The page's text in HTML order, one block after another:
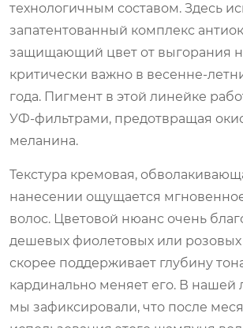
технологичным составом. Здесь
запатентованный комплекс
защищающий цвет от выгорания
критически важно в весенне-
года. Пигмент в этой линейке
УФ-фильтрами, предотвращая
меланина.
Текстура кремовая,
нанесении ощущается
волос. Цветовой нюанс очень
дешевых фиолетовых или
скорее поддерживает глубину
кардинально меняет его. В нашей
мы зафиксировали, что после